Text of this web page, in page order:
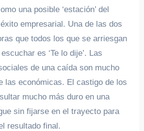
una posible ‘estación’ del
empresarial. Una de las dos
que todos los que se arriesgan
es ‘Te lo dije’. Las
de una caída son mucho
las económicas. El castigo de los
mucho más duro en una
sin fijarse en el trayecto para
resultado final.